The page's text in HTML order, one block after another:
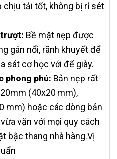
chịu tải tốt, không bị rỉ sét
trượt: Bề mặt nẹp được
gân nổi, rãnh khuyết để
sát cơ học với đế giày.
phong phú: Bản nẹp rất
(40x20 mm),
mm) hoặc các dòng bản
vặn với mọi quy cách
bậc thang nhà hàng.Vị